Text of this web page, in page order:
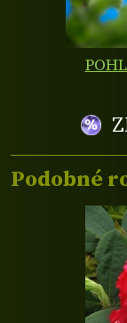
Podobné